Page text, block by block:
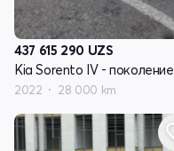
437 615 290 UZS
Kia Sorento IV - поколение
2022 28 000 km